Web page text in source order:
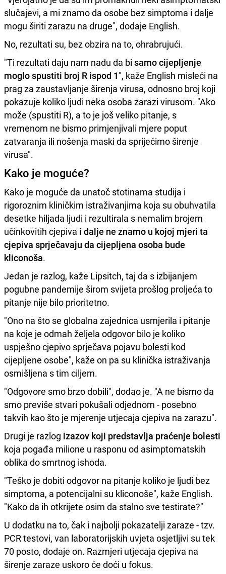
slučajevi, a mi znamo da osobe bez simptoma i dalje
mogu širiti zarazu na druge", dodaje English.
No, rezultati su, bez obzira na to, ohrabrujući.
"Ti rezultati daju nam nadu da bi samo cijepljenje
moglo spustiti broj R ispod 1", kaže English misleći na
prag za zaustavljanje širenja virusa, odnosno broj koji
pokazuje koliko ljudi neka osoba zarazi virusom. "Ako
može (spustiti R), a to je još veliko pitanje, s
vremenom ne bismo primjenjivali mjere poput
zatvaranja ili nošenja maski da spriječimo širenje
virusa".
Kako je moguće?
Kako je moguće da unatoč stotinama studija i
rigoroznim kliničkim istraživanjima koja su obuhvatila
desetke hiljada ljudi i rezultirala s nemalim brojem
učinkovitih cjepiva i dalje ne znamo u kojoj mjeri ta
cjepiva sprječavaju da cijepljena osoba bude
kliconoša.
Jedan je razlog, kaže Lipsitch, taj da s izbijanjem
pogubne pandemije širom svijeta prošlog proljeća to
pitanje nije bilo prioritetno.
"Ono na što se globalna zajednica usmjerila i pitanje
na koje je odmah željela odgovor bilo je koliko
uspješno cjepivo sprječava pojavu bolesti kod
cijepljene osobe", kaže on pa su klinička istraživanja
osmišljena s tim ciljem.
"Odgovore smo brzo dobili", dodao je. "A ne bismo da
smo previše stvari pokušali odjednom - posebno
takvih kao što je mjerenje utjecaja cjepiva na zarazu".
Drugi je razlog izazov koji predstavlja praćenje bolesti
koja pogađa milione u rasponu od asimptomatskih
oblika do smrtnog ishoda.
"Teško je dobiti odgovor na pitanje koliko je ljudi bez
simptoma, a potencijalni su kliconoše", kaže English.
"Kako da ih otkrijete osim da stalno sve testirate?"
U dodatku na to, čak i najbolji pokazatelji zaraze - tzv.
PCR testovi, van laboratorijskih uvjeta osjetljivi su tek
70 posto, dodaje on. Razmjeri utjecaja cjepiva na
širenje zaraze uskoro će doći u fokus.